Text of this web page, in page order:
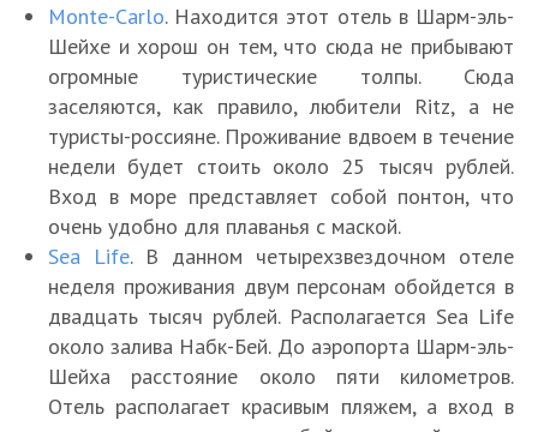
Monte-Carlo. Находится этот отель в Шарм-эль-
Шейхе и хорош он тем, что сюда не прибывают
огромные туристические толпы. Сюда
заселяются, как правило, любители Ritz, а не
туристы-россияне. Проживание вдвоем в течение
недели будет стоить около 25 тысяч рублей.
Вход в море представляет собой понтон, что
очень удобно для плаванья с маской.
Sea Life. В данном четырехзвездочном отеле
неделя проживания двум персонам обойдется в
двадцать тысяч рублей. Располагается Sea Life
около залива Набк-Бей. До аэропорта Шарм-эль-
Шейха расстояние около пяти километров.
Отель располагает красивым пляжем, а вход в